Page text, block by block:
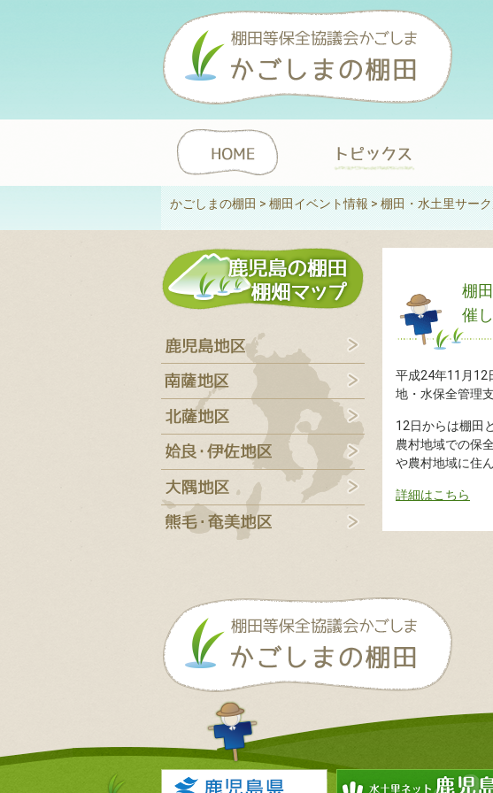
かごしまの棚田>棚田イベント情報>棚田・水土里サー
棚
催
平成24年11月12
地・水保全管理
12日からは棚田
農村地域での保
や農村地域に住
詳細はこちら